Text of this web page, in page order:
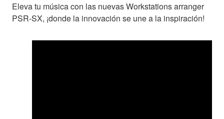
Eleva tu música con las nuevas Workstations arranger
PSR-SX, ¡donde la innovación se une a la inspiración!